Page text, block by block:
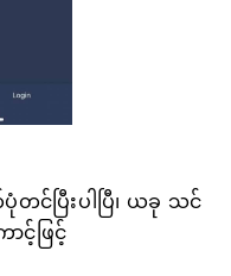
င်ပြီးပါပြီ၊ ယခု သင်
င့်ဖြင့်